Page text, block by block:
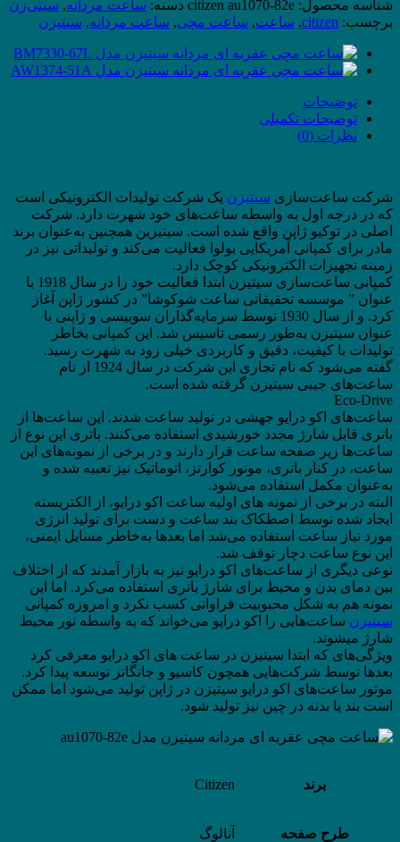
شناسه محصول: citizen au1070-82e دسته: ساعت مردانه, سیتی‌زن
برچسب: citizen
, ساعت, ساعت مچی, ساعت مردانه, سیتیزن
توضیحات
توضیحات تکمیلی
نظرات (0)
شرکت ساعت‌سازی سیتیزن یک شرکت تولیدات الکترونیکی است
که در درجه اول به واسطه ساعت‌های خود شهرت دارد. شرکت
اصلی در توکیو ژاپن واقع شده است. سیتیزین همچنین به‌عنوان برند
مادر برای کمپانی آمریکایی بولوا فعالیت می‌کند و تولیداتی نیز در
زمینه تجهیزات الکترونیکی کوچک دارد.
کمپانی ساعت‌سازی سیتیزن ابتدا فعالیت خود را در سال 1918 با
عنوان ” موسسه تحقیقاتی ساعت شوکوشا” در کشور ژاپن آغاز
کرد. و از سال 1930 توسط سرمایه‌گذاران سوییسی و ژاپنی با
عنوان سیتیزن به‌طور رسمی تاسیس شد. این کمپانی بخاطر
تولیدات با کیفیت، دقیق و کاربردی خیلی زود به شهرت رسید.
گفته می‌شود که نام تجاری این شرکت در سال 1924 از نام
ساعت‌های جیبی‌ سیتیزن گرفته شده است.
Eco-Drive
ساعت‌های اکو درایو جهشی در تولید ساعت‌ شدند. این ساعت‌ها از
باتری قابل شارژ مجدد خورشیدی استفاده می‌کنند. باتری این نوع از
ساعت‌ها زیر صفحه ساعت قرار دارند و در برخی از نمونه‌های این
ساعت، در کنار باتری، موتور کوارتز، اتوماتیک نیز تعبیه شده و
به‌عنوان مکمل استفاده می‌شود.
البته در برخی از نمونه های اولیه ساعت اکو درایو، از الکتریسته
ایجاد شده توسط اصطکاک بند ساعت و دست برای تولید انرژی
مورد نیاز ساعت استفاده می‌شد اما بعدها به‌خاطر مسایل ایمنی،
این نوع ساعت دچار توقف شد.
نوعی دیگری از ساعت‌های اکو درایو نیز به بازار آمدند که از اختلاف
بین دمای بدن و محیط برای شارژ باتری استفاده می‌کرد. اما این
نمونه هم به شکل محبوبیت فراوانی کسب نکرد و امروزه کمپانی
سیتیزن ساعت‌هایی را اکو درایو می‌خواند که به واسطه نور محیط
شارژ میشوند.
ویژگی‌های که ابتدا سیتیزن در ساعت های اکو درایو معرفی کرد
بعدها توسط شرکت‌هایی همچون کاسیو و جانگانز توسعه پیدا کرد.
موتور ساعت‌های اکو درایو سیتیزن در ژاپن تولید می‌شود اما ممکن
است بند یا بدنه در چین نیز تولید شود.
برند Citizen
طرح صفحه آنالوگ